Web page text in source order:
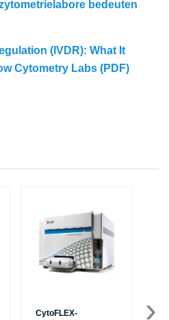
bedeuten
(IVDR): What It
Cytometry Labs (PDF)
CytoFLEX-